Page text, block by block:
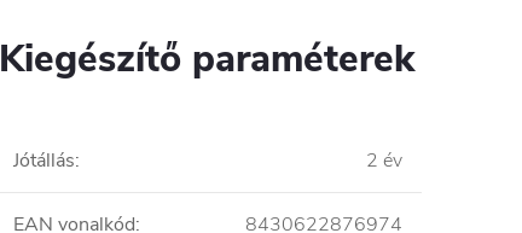
Kiegészítő paraméterek
Jótállás: 2 év
EAN vonalkód: 8430622876974